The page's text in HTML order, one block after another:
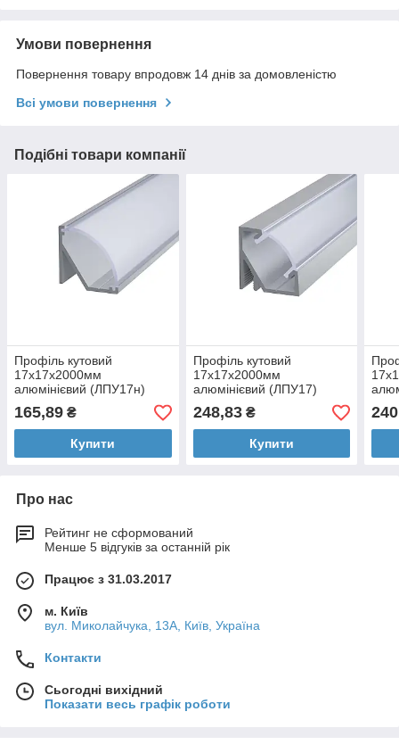
Умови повернення
Повернення товару впродовж 14 днів за домовленістю
Всі умови повернення
Подібні товари компанії
Профіль кутовий
17х17х2000мм
алюмінієвий (ЛПУ17н)
165,89 ₴
Купити
Профіль кутовий
17х17х2000мм
алюмінієвий (ЛПУ17)
248,83₴
Купити
Про нас
Рейтинг не сформований
Менше 5 відгуків за останній рік
Працює з 31.03.2017
м. Київ
вул. Миколайчука, 13А, Київ, Україна
Контакти
Сьогодні вихідний
Показати весь графік роботи